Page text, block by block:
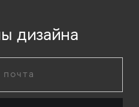
дизайна